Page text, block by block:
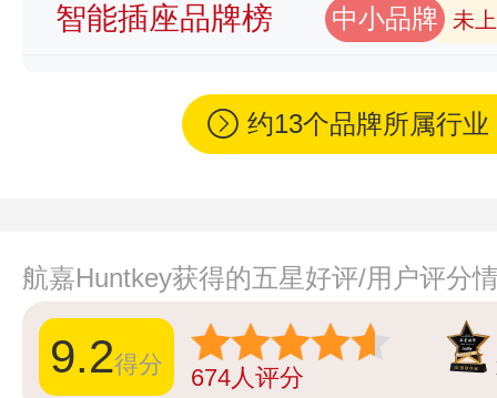
智能插座品牌榜 中小品牌 未
约13个品牌所属行
航嘉Huntkey获得的五星好评/用户评分
9.2得分 674人评分